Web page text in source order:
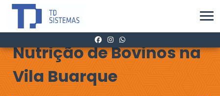
Nutrição de Bovinos na
Vila Buarque